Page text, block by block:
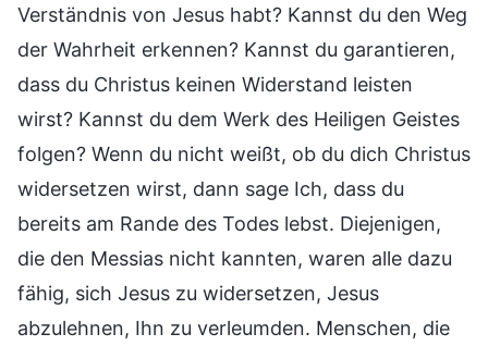
Verständnis von Jesus habt? Kannst du den Weg
der Wahrheit erkennen? Kannst du garantieren,
dass du Christus keinen Widerstand leisten
wirst? Kannst du dem Werk des Heiligen Geistes
folgen? Wenn du nicht weißt, ob du dich Christus
widersetzen wirst, dann sage Ich, dass du
bereits am Rande des Todes lebst. Diejenigen,
die den Messias nicht kannten, waren alle dazu
fähig, sich Jesus zu widersetzen, Jesus
abzulehnen, Ihn zu verleumden. Menschen, die